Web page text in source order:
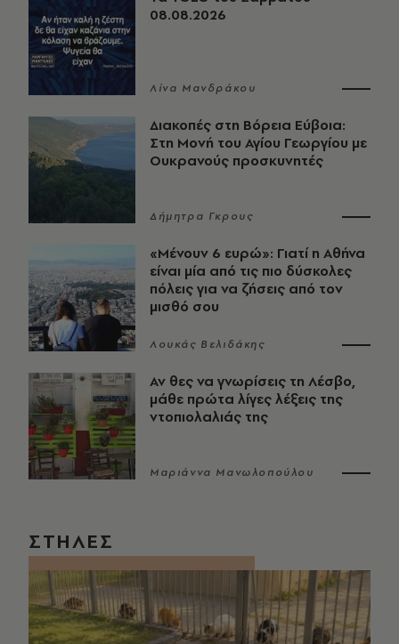
08.08.2026
Λίνα Μανδράκου
Διακοπές στη Βόρεια Εύβοια:
Στη Μονή του Αγίου Γεωργίου με
Ουκρανούς προσκυνητές
Δήμητρα Γκρους
«Μένουν 6 ευρώ»: Γιατί η Αθήνα
είναι μία από τις πιο δύσκολες
πόλεις για να ζήσεις από τον
μισθό σου
Λουκάς Βελιδάκης
Αν θες να γνωρίσεις τη Λέσβο,
μάθε πρώτα λίγες λέξεις της
ντοπιολαλιάς της
Μαριάννα Μανωλοπούλου
ΣΤΗΛΕΣ